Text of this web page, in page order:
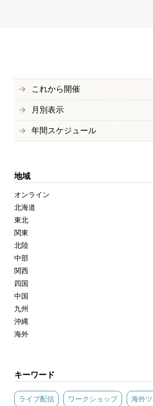
これから開催
月別表示
年間スケジュール
地域
オンライン
北海道
東北
関東
北陸
中部
関西
四国
中国
九州
沖縄
海外
キーワード
ライブ配信 ワークショップ 海外